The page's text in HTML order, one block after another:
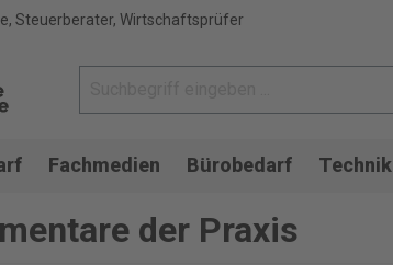
Steuerberater, Wirtschaftsprüfer
Fachmedien Bürobedarf Technik
der Praxis